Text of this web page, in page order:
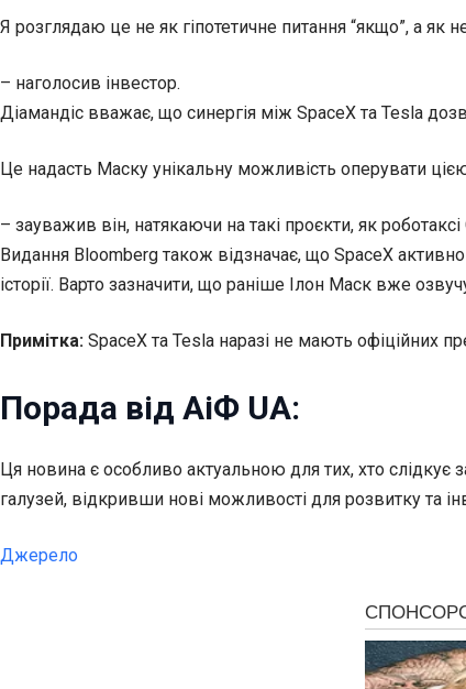
Я розглядаю це не як гіпотетичне питання “якщо”, а як
– наголосив інвестор.
Діамандіс вважає, що синергія між SpaceX та Tesla
Це надасть Маску унікальну можливість оперувати
– зауважив він, натякаючи на такі проєкти, як
Видання Bloomberg також відзначає, що SpaceX
історії. Варто зазначити, що раніше Ілон Маск вже
Примітка: SpaceX та Tesla наразі не мають офіційних
Порада від АіФ UA:
Ця новина є особливо актуальною для тих, хто слідкує
галузей, відкривши нові можливості для розвитку та
Джерело